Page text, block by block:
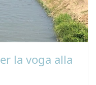
la voga alla